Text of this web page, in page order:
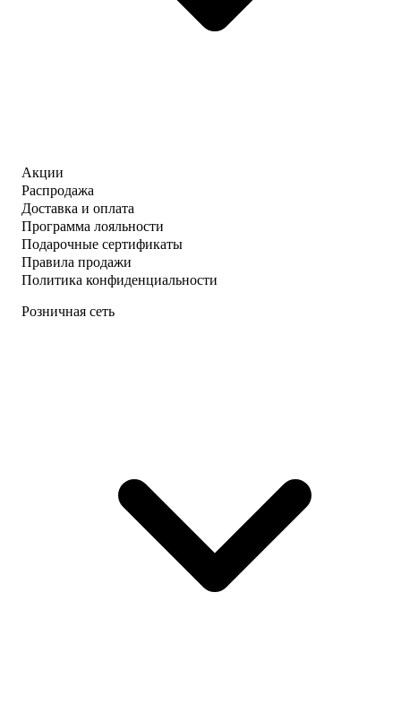
Акции
Распродажа
Доставка и оплата
Программа лояльности
Подарочные сертификаты
Правила продажи
Политика конфиденциальности
Розничная сеть